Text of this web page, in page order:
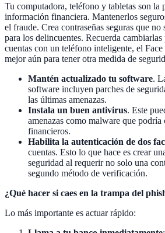
Tu computadora, teléfono y tabletas son la
información financiera. Mantenerlos
el fraude. Crea contraseñas seguras que no
para los delincuentes. Recuerda
cuentas con un teléfono inteligente, el
mejor aún para tener otra medida de
Mantén actualizado tu software.
software incluyen parches de
las últimas amenazas.
Instala un buen antivirus. Este
amenazas como malware que podría
financieros.
Habilita la autenticación de dos
cuentas. Esto lo que hace es crear
seguridad al requerir no solo una
segundo método de verificación.
¿Qué hacer si caes en la trampa del
Lo más importante es actuar rápido: